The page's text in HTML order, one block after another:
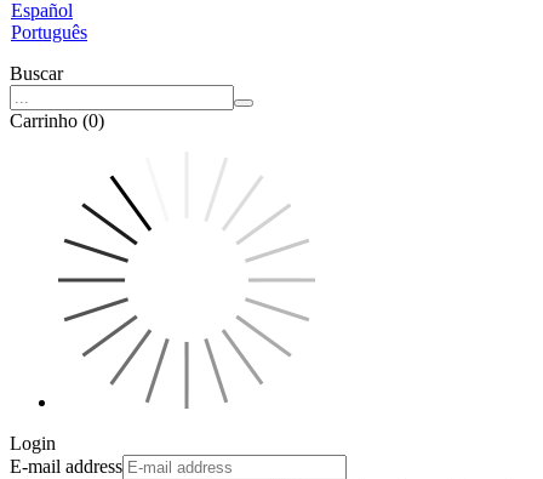
Español
Português
Buscar
Carrinho (0)
Login
E-mail address